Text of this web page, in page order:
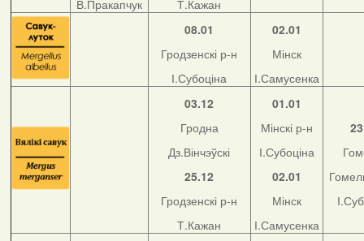
В.Пракапчук
Т.Кажан
08.01
Гродзенскі р-н
І.Субоціна
02.01
Мінск
І.Самусенка
03.12
Гродна
Дз.Вінчэўскі
25.12
Гродзенскі р-н
Т.Кажан
01.01
Мінскі р-н
І.Субоціна
02.01
Мінск
І.Самусенка